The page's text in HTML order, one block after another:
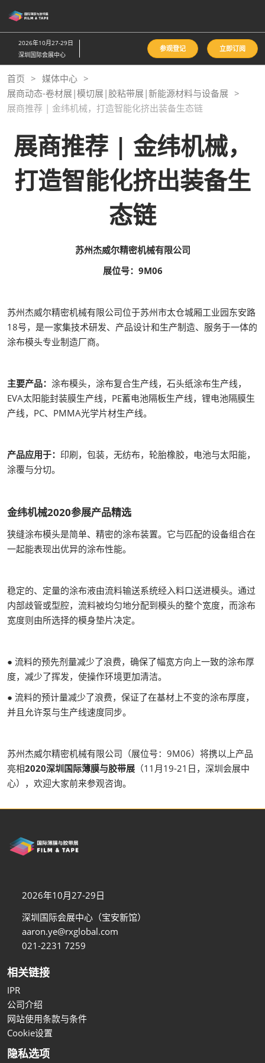
接
跳
至
内
容
2026年10月27-29日
深圳国际会展中心
参观登记 立即订阅
首页
媒体中心
展商动态-卷材展|模切展|胶粘带展|新能源材料与设备展
展商推荐 | 金纬机械，打造智能化挤出装备生态链
展商推荐 | 金纬机械，
打造智能化挤出装备生
态链
苏州杰威尔精密机械有限公司
展位号：9M06
苏州杰威尔精密机械有限公司位于苏州市太仓城厢工业园东安路
18号，是一家集技术研发、产品设计和生产制造、服务于一体的
涂布模头专业制造厂商。
主要产品： 涂布模头，涂布复合生产线，石头纸涂布生产线，
EVA太阳能封装膜生产线，PE蓄电池隔板生产线，锂电池隔膜生
产线，PC、PMMA光学片材生产线。
产品应用于： 印刷，包装，无纺布，轮胎橡胶，电池与太阳能，
涂覆与分切。
金纬机械2020参展产品精选
狭缝涂布模头是简单、精密的涂布装置。它与匹配的设备组合在
一起能表现出优异的涂布性能。
稳定的、定量的涂布液由流料输送系统经入料口送进模头。通过
内部歧管或型腔，流料被均匀地分配到模头的整个宽度，而涂布
宽度则由所选择的模身垫片决定。
● 流料的预先剂量减少了浪费，确保了幅宽方向上一致的涂布厚
度，减少了挥发，使操作环境更加清洁。
● 流料的预计量减少了浪费，保证了在基材上不变的涂布厚度，
并且允许泵与生产线速度同步。
苏州杰威尔精密机械有限公司（展位号：9M06）将携以上产品
亮相2020深圳国际薄膜与胶带展 （11月19-21日，深圳会展中
心），欢迎大家前来参观咨询。
2026年10月27-29日
深圳国际会展中心（宝安新馆）
aaron.ye@rxglobal.com
021-2231 7259
相关链接
IPR
公司介绍
网站使用条款与条件
Cookie设置
隐私选项